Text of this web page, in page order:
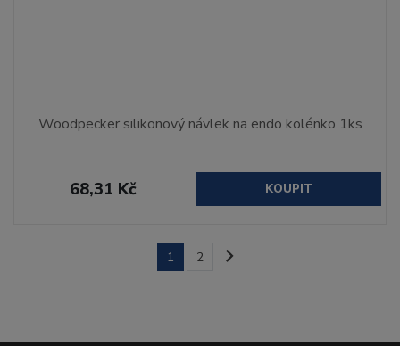
Woodpecker silikonový návlek na endo kolénko 1ks
68,31 Kč KOUPIT
1 2